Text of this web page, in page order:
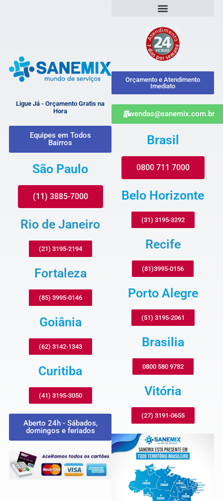
Ligue Já - Orçamento Gratis na
Hora
Equipes em Todos
Bairros
São Paulo
(11) 3885-7000
Rio de Janeiro
(21) 3195-2194
Fortaleza
(85) 3995-0146
Goiânia
(62) 3142-1343
Curitiba
(41) 3195-3050
Aberto 24h - Sábados,
domingos e feriados
Orçamento e Atendimento
Imediato
vendas@sanemix.com.br
Brasil
0800 711 7000
Belo Horizonte
(31) 3195-3292
Recife
(81)3995-0156
Porto Alegre
(51) 3195-2061
Brasilia
0800 580 9782
Vitória
(27) 3191-0655